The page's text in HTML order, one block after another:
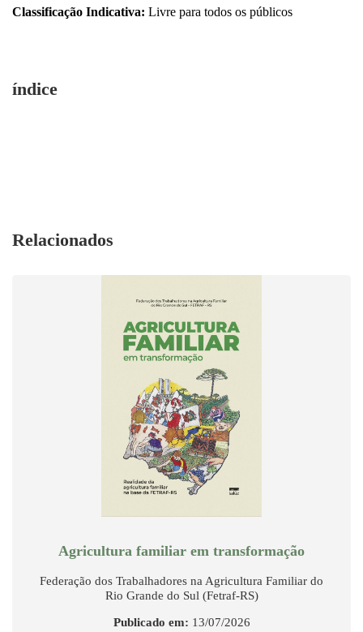
Classificação Indicativa: Livre para todos os públicos
índice
Relacionados
Agricultura familiar em transformação
Federação dos Trabalhadores na Agricultura Familiar do
Rio Grande do Sul (Fetraf-RS)
Publicado em: 13/07/2026